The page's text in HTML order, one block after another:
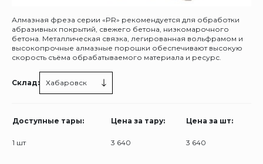
Алмазная фреза серии «PR» рекомендуется для обработки
абразивных покрытий, свежего бетона, низкомарочного
бетона. Металлическая связка, легированная вольфрамом и
высокопрочные алмазные порошки обеспечивают высокую
скорость съёма обрабатываемого материала и ресурс.
Склад: Хабаровск
Доступные тары: Цена за тару: Цена за шт:
1 шт 3 640 3 640